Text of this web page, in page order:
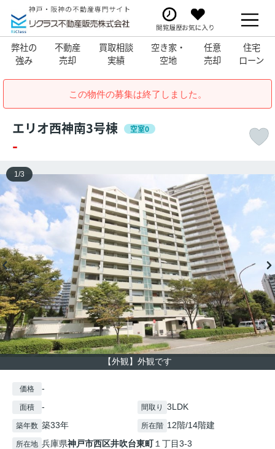
弊社の
強み
不動産
売却
買取相談
実績
空き家・
空地
任意
売却
住宅
ローン
この物件の募集は終了しました。
エリオ西神南3号棟 空室0
-
【外観】外観です
1/3
価格 -
面積 - 間取り 3LDK
築年数 築33年 所在階 12階/14階建
所在地 兵庫県神戸市西区井吹台東町１丁目3-3